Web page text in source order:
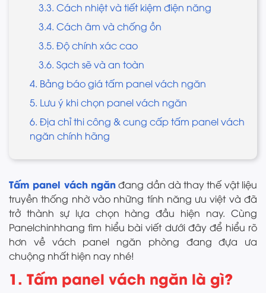
3.3. Cách nhiệt và tiết kiệm điện năng
3.4. Cách âm và chống ồn
3.5. Độ chính xác cao
3.6. Sạch sẽ và an toàn
4. Bảng báo giá tấm panel vách ngăn
5. Lưu ý khi chọn panel vách ngăn
6. Địa chỉ thi công & cung cấp tấm panel vách
ngăn chính hãng
Tấm panel vách ngănđang dần dà thay thế vật liệu
truyền thống nhờ vào những tính năng ưu việt và đã
trở thành sự lựa chọn hàng đầu hiện nay. Cùng
Panelchinhhang tìm hiểu bài viết dưới đây để hiểu rõ
hơn về vách panel ngăn phòng đang đựa ưa
chuộng nhất hiện nay nhé!
1. Tấm panel vách ngăn là gì?